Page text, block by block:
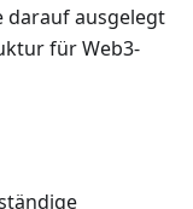
darauf ausgelegt
für Web3-